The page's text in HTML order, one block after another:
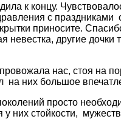
к концу.
с
приносите.
невестка, другие
нас, стоя на
них большое
просто
у них стойкости,